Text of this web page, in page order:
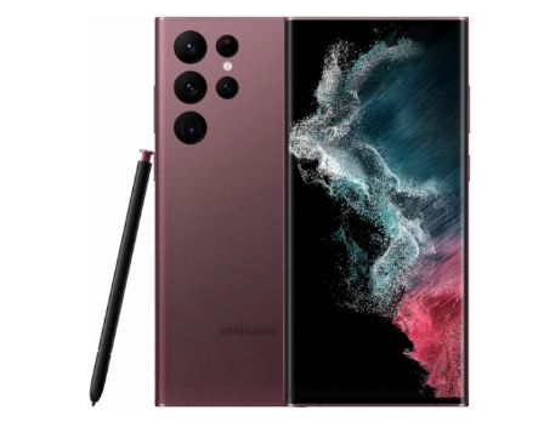
Оплачивайте сегодня только
% картой любого банка
Получайте товар
выбранный способом
Оставшиеся
списываться
с вашей карты
по25